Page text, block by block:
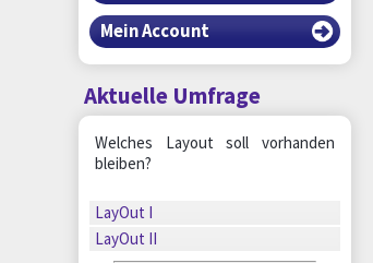
Mein Account
Aktuelle Umfrage
Welches Layout soll vorhanden
bleiben?
LayOut I
LayOut II